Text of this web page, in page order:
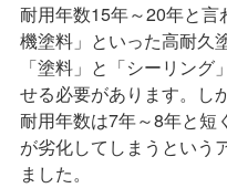
耐用年数15年～20年と
機塗料」といった高耐久
「塗料」と「シーリン
せる必要があります。し
耐用年数は7年～8年と短
が劣化してしまうという
ました。